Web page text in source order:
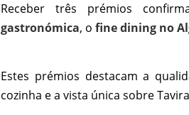
Receber três prémios
gastronómica, o fine dining no
Estes prémios destacam a
cozinha e a vista única sobre